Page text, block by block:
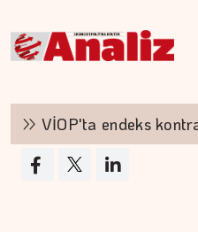
VİOP'ta endeks